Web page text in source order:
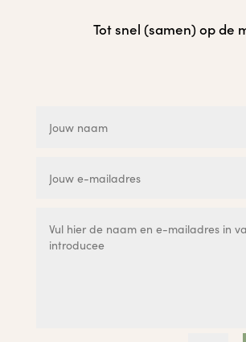
Tot snel (samen) op de